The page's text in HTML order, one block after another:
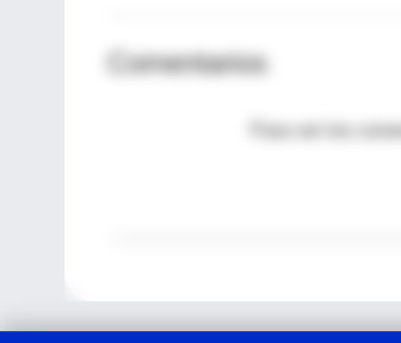
Comentarios
Para ver los